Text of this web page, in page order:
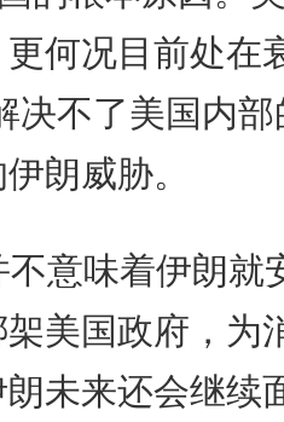
何况目前处在
决不了美国内
朗威胁。
意味着伊朗就
美国政府，为
未来还会继续